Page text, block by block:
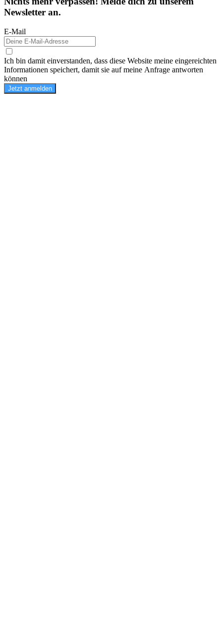
Newsletter an.
E-Mail
Ich bin damit einverstanden, dass diese Website meine eingereichten
Informationen speichert, damit sie auf meine Anfrage antworten
können
Jetzt anmelden